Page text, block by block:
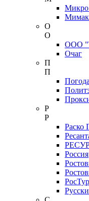
О
О
ООО
Очаг
П
П
Р
Р
Раско
Россия